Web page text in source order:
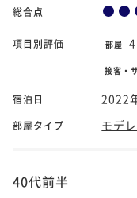
総合点
項目別評価 部屋 4
接客・
宿泊日 2022
部屋タイプ モデ
40代前半